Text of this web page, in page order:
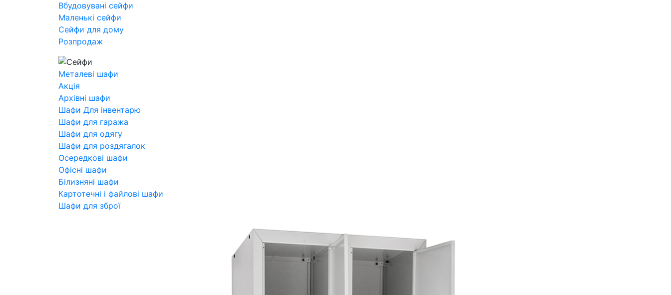
Вбудовувані сейфи
Маленькі сейфи
Сейфи для дому
Розпродаж
Металеві шафи
Акція
Архівні шафи
Шафи Для інвентарю
Шафи для гаража
Шафи для одягу
Шафи для роздягалок
Осередкові шафи
Офісні шафи
Білизняні шафи
Картотечні і файлові шафи
Шафи для зброї